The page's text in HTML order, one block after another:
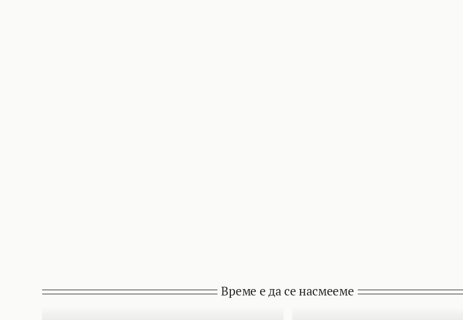
Време е да се насмееме